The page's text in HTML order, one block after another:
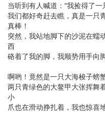
当听到有人喊道：“我捡得了一
我们都好奇赶去瞧，真是一只
真棒！
突然，我站地脚下的沙泥在蠕
西
硌着了我的脚，我顺势用手向
啊哟！竟然是一只大海梭子螃蟹
两只青绿色的大鳌甲大张挥舞
小
爪也在滑动挣扎着，我也惊喜